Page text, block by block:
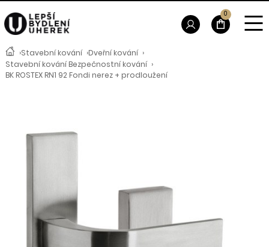
›Stavební kování ›Dveřní kování ›
Stavební kování Bezpečnostní kování ›
BK ROSTEX RN1 92 Fondi nerez + prodloužení
0